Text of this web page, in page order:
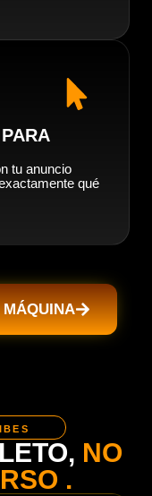
tu anuncio
qué
NO
.